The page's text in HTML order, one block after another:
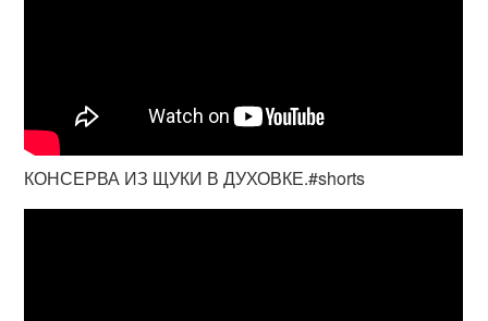
КОНСЕРВА ИЗ ЩУКИ В ДУХОВКЕ.#shorts